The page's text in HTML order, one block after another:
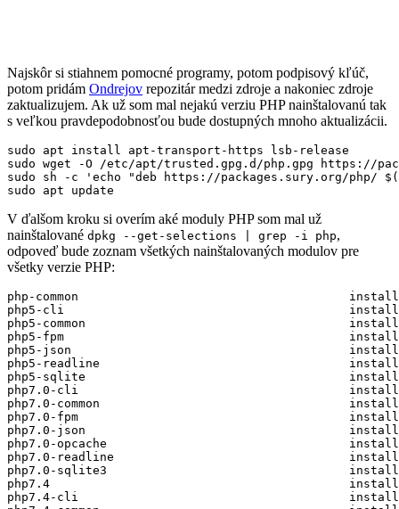
Najskôr si stiahnem pomocné programy, potom podpisový kľúč,
potom pridám Ondrejov repozitár medzi zdroje a nakoniec zdroje
zaktualizujem. Ak už som mal nejakú verziu PHP nainštalovanú tak
s veľkou pravdepodobnosťou bude dostupných mnoho aktualizácii.
sudo sh -c
'echo "deb https://packages.sury.org/
V ďalšom kroku si overím aké moduly PHP som mal už
nainštalované dpkg --get-selections | grep -i php,
odpoveď bude zoznam všetkých nainštalovaných modulov pre
všetky verzie PHP:
php-common                                      install
php5-cli                                        install
php5-common                                     install
php5-fpm                                        install
php5-json                                       install
php5-readline                                   install
php5-sqlite                                     install
php7.0-cli                                      install
php7.0-common                                   install
php7.0-fpm                                      install
php7.0-json                                     install
php7.0-opcache                                  install
php7.0-readline                                 install
php7.0-sqlite3                                  install
php7.4                                          install
php7.4-cli                                      install